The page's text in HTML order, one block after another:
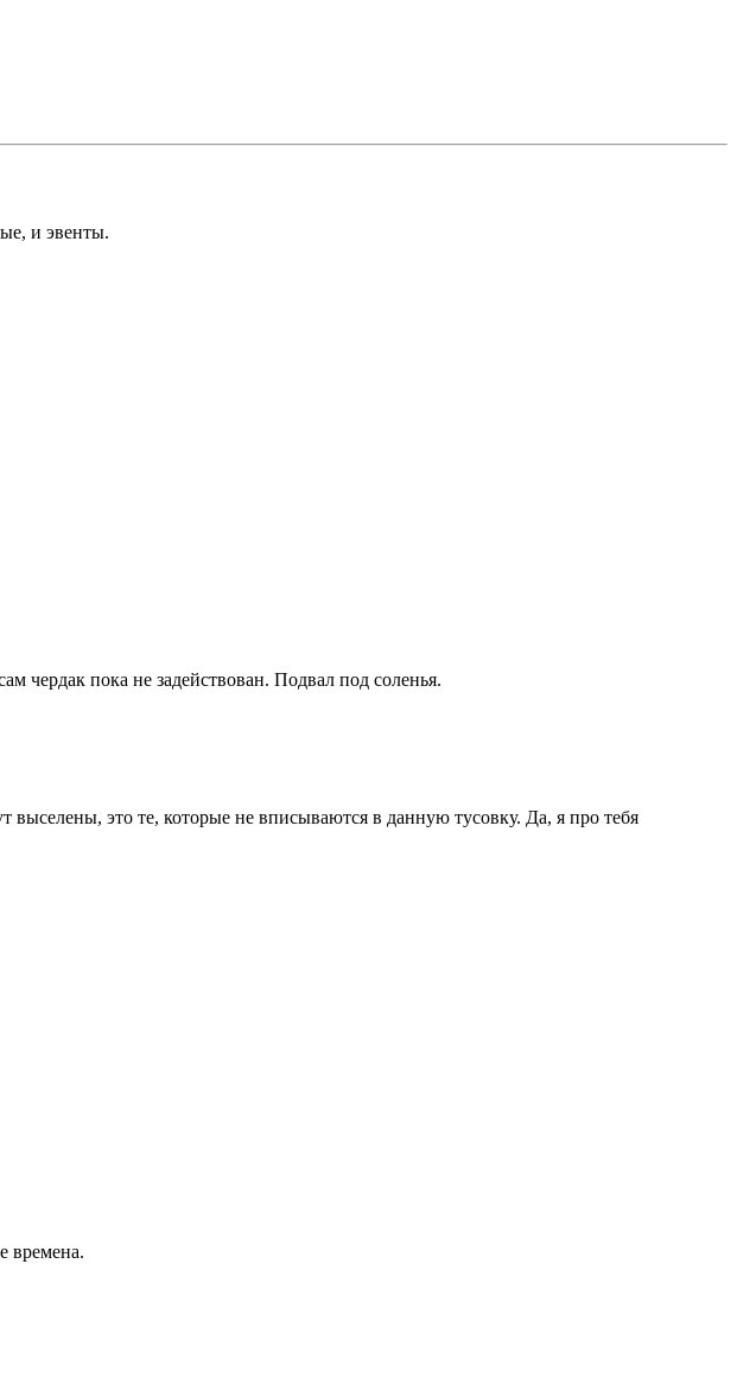
и эвенты.
чердак пока не задействован. Подвал под соленья.
это те, которые не вписываются в данную тусовку. Да, я про тебя
времена.